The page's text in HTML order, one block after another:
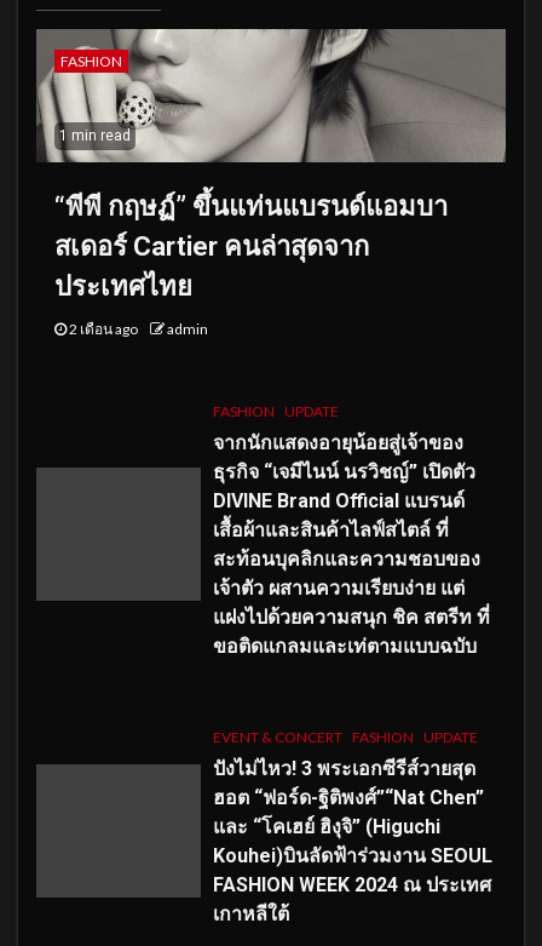
FASHION
1 min read
“พีพี กฤษฏ์” ขึ้นแท่นแบรนด์แอมบา
สเดอร์ Cartier คนล่าสุดจาก
ประเทศไทย
2 เดือน ago admin
FASHION UPDATE
จากนักแสดงอายุน้อยสู่เจ้าของ
ธุรกิจ “เจมีไนน์ นรวิชญ์” เปิดตัว
DIVINE Brand Official แบรนด์
เสื้อผ้าและสินค้าไลฟ์สไตล์ ที่
สะท้อนบุคลิกและความชอบของ
เจ้าตัว ผสานความเรียบง่าย แต่
แฝงไปด้วยความสนุก ชิค สตรีท ที่
ขอติดแกลมและเท่ตามแบบฉบับ
EVENT & CONCERT FASHION UPDATE
ปังไม่ไหว! 3 พระเอกซีรีส์วายสุด
ฮอต “ฟอร์ด-ฐิติพงศ์”“Nat Chen”
และ “โคเฮย์ ฮิงุจิ” (Higuchi
Kouhei)บินลัดฟ้าร่วมงาน SEOUL
FASHION WEEK 2024 ณ ประเทศ
เกาหลีใต้